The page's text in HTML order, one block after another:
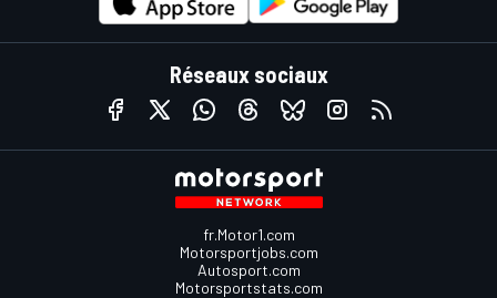
Réseaux sociaux
fr.Motor1.com
Motorsportjobs.com
Autosport.com
Motorsportstats.com